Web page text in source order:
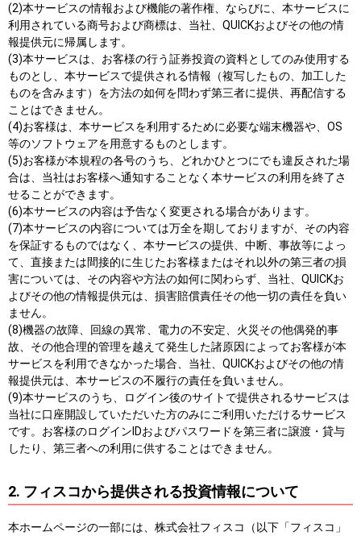
(2)本サービスの情報および機能の著作権、ならびに、本サービスに
利用されている商号および商標は、当社、QUICKおよびその他の情
報提供元に帰属します。
(3)本サービスは、お客様の行う証券投資の資料としてのみ使用する
ものとし、本サービスで提供される情報（複写したもの、加工した
ものを含みます）を方法の如何を問わず第三者に提供、再配信する
ことはできません。
(4)お客様は、本サービスを利用するために必要な端末機器や、OS
等のソフトウェアを用意するものとします。
(5)お客様が本規程の各号のうち、どれかひとつにでも違反された場
合は、当社はお客様へ通知することなく本サービスの利用を終了さ
せることができます。
(6)本サービスの内容は予告なく変更される場合があります。
(7)本サービスの内容については万全を期しておりますが、その内容
を保証するものではなく、本サービスの提供、中断、事故等によっ
て、直接または間接的に生じたお客様またはそれ以外の第三者の損
害については、その内容や方法の如何に関わらず、当社、QUICKお
よびその他の情報提供元は、損害賠償責任その他一切の責任を負い
ません。
(8)機器の故障、回線の異常、電力の不安定、火災その他偶発的事
故、その他合理的管理を越えて発生した諸原因によってお客様が本
サービスを利用できなかった場合、当社、QUICKおよびその他の情
報提供元は、本サービスの不履行の責任を負いません。
(9)本サービスのうち、ログイン後のサイトで提供されるサービスは
当社に口座開設していただいた方のみにご利用いただけるサービス
です。お客様のログインIDおよびパスワードを第三者に譲渡・貸与
したり、第三者への利用に供することはできません。
2. フィスコから提供される投資情報について
本ホームページの一部には、株式会社フィスコ（以下「フィスコ」